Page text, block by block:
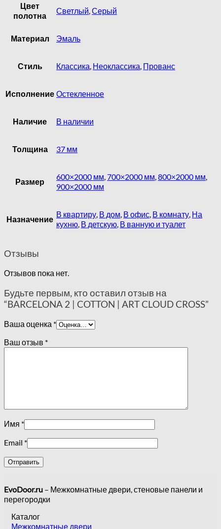
Цвет
полотна
Светлый Серый
Материал Эмаль
Стиль Классика Неоклассика Прованс
Исполнение Остекленное
Наличие В наличии
Толщина 37 мм
Размер
600×2000 мм 700×2000 мм 800×2000 мм
900×2000 мм
Назначение
В квартиру В дом В офис В комнату На
кухню В детскую В ванную и туалет
Отзывы
Отзывов пока нет.
Будьте первым, кто оставил отзыв на
“BARCELONA 2 | COTTON | ART CLOUD CROSS”
Ваша оценка *
Ваш отзыв *
Имя *
Email *
EvoDoor.ru – Межкомнатные двери, стеновые панели и
перегородки
Каталог
Межкомнатные двери